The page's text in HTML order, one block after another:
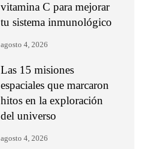
vitamina C para mejorar
tu sistema inmunológico
agosto 4, 2026
Las 15 misiones
espaciales que marcaron
hitos en la exploración
del universo
agosto 4, 2026